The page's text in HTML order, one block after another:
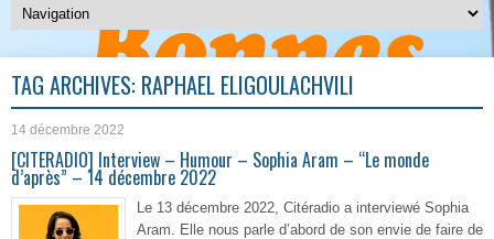
TAG ARCHIVES: RAPHAËL ELIGOULACHVILI
14 décembre 2022
[CITERADIO] Interview – Humour – Sophia Aram – “Le monde
d’après” – 14 décembre 2022
Le 13 décembre 2022, Citéradio a interviewé Sophia
Aram. Elle nous parle d’abord de son envie de faire de